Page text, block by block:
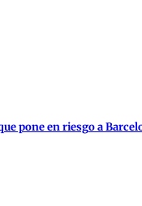
pone en riesgo a